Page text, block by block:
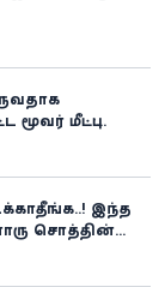
மூவர் மீட்பு:
இந்த
சொத்தின்